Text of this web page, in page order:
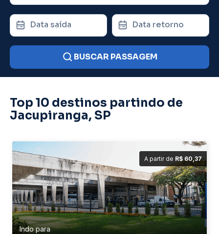
Data saída Data retorno
BUSCAR PASSAGEM
Top 10 destinos partindo de
Jacupiranga, SP
A partir de R$ 60,37
Indo para